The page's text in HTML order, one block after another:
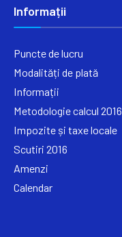
Informații
Puncte de lucru
Modalități de plată
Informații
Metodologie calcul 2016
Impozite și taxe locale
Scutiri 2016
Amenzi
Calendar